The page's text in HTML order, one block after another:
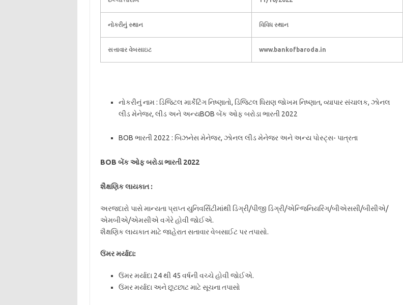
નોકરીનું સ્થાન વિવિધ સ્થાન
સત્તાવાર વેબસાઇટ www.bankofbaroda.in
નોકરીનું નામ : ડિજિટલ માર્કેટિંગ નિષ્ણાતો, ડિજિટલ ધિરાણ જોખમ નિષ્ણાત, વ્યાપાર સંચાલક, ઝોનલ
લીડ મેનેજર, લીડ અને અન્યBOB બેંક ઓફ બરોડા ભારતી 2022
BOB ભારતી 2022 : બિઝનેસ મેનેજર, ઝોનલ લીડ મેનેજર અને અન્ય પોસ્ટ્સ- પાત્રતા
BOB બેંક ઓફ બરોડા ભારતી 2022
શૈક્ષણિક લાયકાત :
અરજદારો પાસે માન્યતા પ્રાપ્ત યુનિવર્સિટીમાંથી ડિગ્રી/પીજી ડિગ્રી/એન્જિનિયરિંગ/બીએસસી/બીસીએ/
એમબીએ/એમસીએ વગેરે હોવી જોઈએ.
શૈક્ષણિક લાયકાત માટે જાહેરાત સતાવાર વેબસાઈટ પર તપાસો.
ઉંમર મર્યાદા:
ઉંમર મર્યાદા 24 થી 45 વર્ષની વચ્ચે હોવી જોઈએ.
ઉંમર મર્યાદા અને છૂટછાટ માટે સૂચના તપાસો